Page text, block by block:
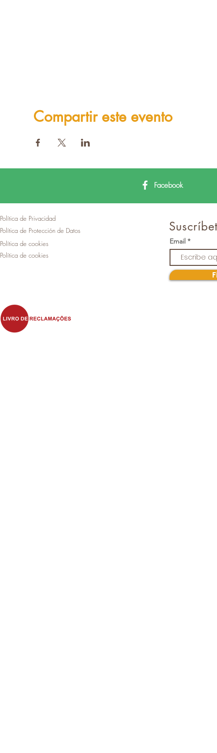
Compartir este evento
Facebook
Política de Privacidad
Política de Protección de Datos
Política de cookies
Política de cookies
Email